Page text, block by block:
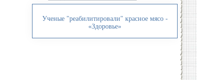
Ученые "реабилитировали" красное мясо -
«Здоровье»